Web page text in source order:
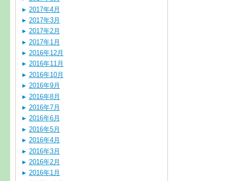
2017年4月
2017年3月
2017年2月
2017年1月
2016年12月
2016年11月
2016年10月
2016年9月
2016年8月
2016年7月
2016年6月
2016年5月
2016年4月
2016年3月
2016年2月
2016年1月